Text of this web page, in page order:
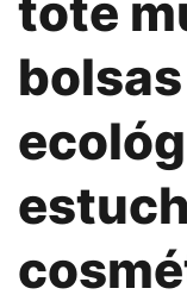
tote